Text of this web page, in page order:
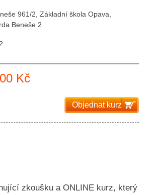
961/2, Základní škola Opava,
Beneše 2
Kč
Objednat kurz
zkoušku a ONLINE kurz, který